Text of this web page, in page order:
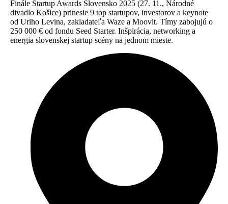
Finále Startup Awards Slovensko 2025 (27. 11., Národné
divadlo Košice) prinesie 9 top startupov, investorov a keynote
od Uriho Levina, zakladateľa Waze a Moovit. Tímy zabojujú o
250 000 € od fondu Seed Starter. Inšpirácia, networking a
energia slovenskej startup scény na jednom mieste.